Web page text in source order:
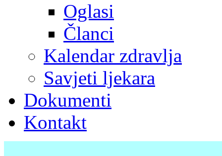
Oglasi
Članci
Kalendar zdravlja
Savjeti ljekara
Dokumenti
Kontakt